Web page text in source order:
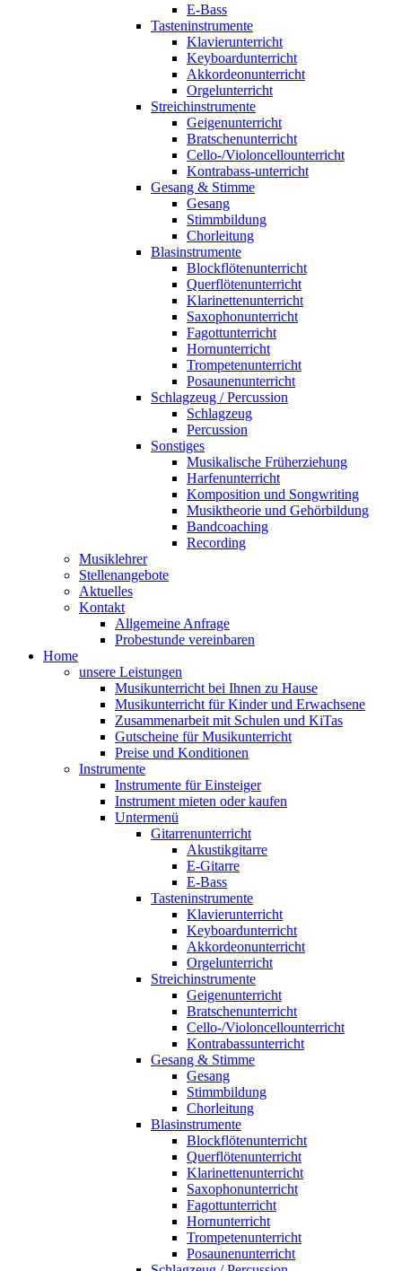
E-Bass
Tasteninstrumente
Klavierunterricht
Keyboardunterricht
Akkordeonunterricht
Orgelunterricht
Streichinstrumente
Geigenunterricht
Bratschenunterricht
Cello-/Violoncellounterricht
Kontrabass-unterricht
Gesang & Stimme
Gesang
Stimmbildung
Chorleitung
Blasinstrumente
Blockflötenunterricht
Querflötenunterricht
Klarinettenunterricht
Saxophonunterricht
Fagottunterricht
Hornunterricht
Trompetenunterricht
Posaunenunterricht
Schlagzeug / Percussion
Schlagzeug
Percussion
Sonstiges
Musikalische Früherziehung
Harfenunterricht
Komposition und Songwriting
Musiktheorie und Gehörbildung
Bandcoaching
Recording
Musiklehrer
Stellenangebote
Aktuelles
Kontakt
Allgemeine Anfrage
Probestunde vereinbaren
Home
unsere Leistungen
Musikunterricht bei Ihnen zu Hause
Musikunterricht für Kinder und Erwachsene
Zusammenarbeit mit Schulen und KiTas
Gutscheine für Musikunterricht
Preise und Konditionen
Instrumente
Instrumente für Einsteiger
Instrument mieten oder kaufen
Untermenü
Gitarrenunterricht
Akustikgitarre
E-Gitarre
E-Bass
Tasteninstrumente
Klavierunterricht
Keyboardunterricht
Akkordeonunterricht
Orgelunterricht
Streichinstrumente
Geigenunterricht
Bratschenunterricht
Cello-/Violoncellounterricht
Kontrabassunterricht
Gesang & Stimme
Gesang
Stimmbildung
Chorleitung
Blasinstrumente
Blockflötenunterricht
Querflötenunterricht
Klarinettenunterricht
Saxophonunterricht
Fagottunterricht
Hornunterricht
Trompetenunterricht
Posaunenunterricht